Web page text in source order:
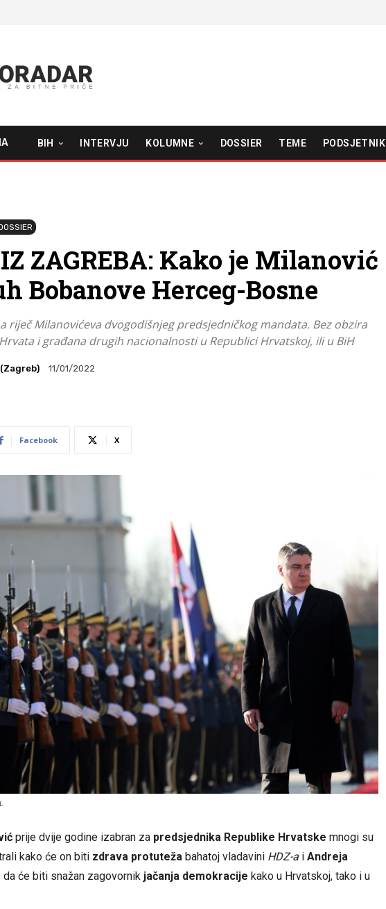
BIH INTERVJU KOLUMNE DOSSIER TEME PODSJETNIK
IZ ZAGREBA: Kako je Milanović
Bobanove Herceg-Bosne
riječ Milanovićeva dvogodišnjeg predsjedničkog mandata. Bez obzira
i građana drugih nacionalnosti u Republici Hrvatskoj, ili u BiH
11/01/2022
Facebook X
prije dvije godine izabran za predsjednika Republike Hrvatske mnogi su
kako će on biti zdrava protuteža bahatoj vladavini HDZ-a i Andreja
da će biti snažan zagovornik jačanja demokracije kako u Hrvatskoj, tako i u